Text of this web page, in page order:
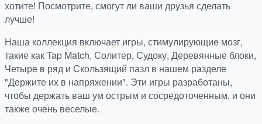
хотите! Посмотрите, смогут ли ваши друзья сделать
лучше!
Наша коллекция включает игры, стимулирующие мозг,
такие как Tap Match, Солитер, Судоку, Деревянные блоки,
Четыре в ряд и Скользящий пазл в нашем разделе
"Держите их в напряжении". Эти игры разработаны,
чтобы держать ваш ум острым и сосредоточенным, и они
также очень веселые.